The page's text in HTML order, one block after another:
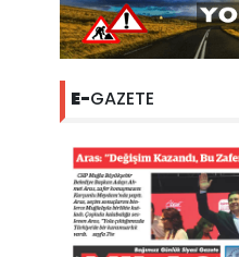
E-GAZETE